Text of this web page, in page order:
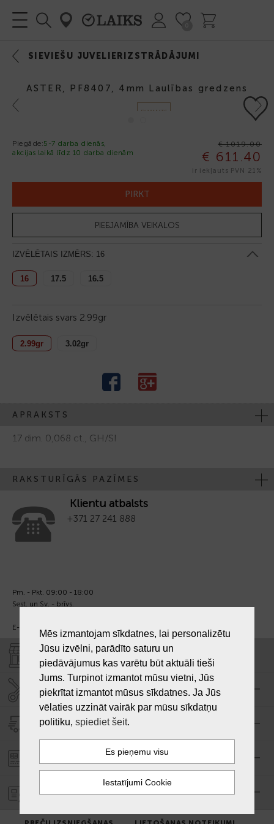
SIEVIEŠU JUVELIERIZSTRĀDĀJUMI
ASTER, PF8407, 4mm Laulības gredzens
Previous
DIMANTS
Next
Piegāde:5-7 darba dienās,
akcijas laikā līdz 10 darba dienām
€ 1019.00
€ 611.40
ir iekļauts PVN 21%
PIRKT
PIEEJAMĪBA VEIKALOS
IZVĒLĒTAIS IZMĒRS: 16
16 17.5 16.5
Izvēlētais svars 2.99gr
2.99gr 3.02gr
APRAKSTS
17 dim. 0,068 ct., GH/SI
RAKSTURĪGĀS PAZĪMES
Klientu atbalsts
+371 27 241 888
Pm. - Pkt. 09:00 - 18:00
Sest. un Sv. - brīvs.
E-pasts:
VEIKALI "LAIKS"
SERVISA CENTRS "LAIKS"
PIEGĀDE
PASŪTĪJUMA APMAKSA
GARANTIJA
Mēs izmantojam sīkdatnes, lai personalizētu
Jūsu izvēlni, parādīto saturu un
piedāvājumus kas varētu būt aktuāli tieši
Jums. Turpinot izmantot mūsu vietni, Jūs
piekrītat izmantot mūsus sīkdatnes. Ja Jūs
vēlaties uzzināt vairāk par mūsu sīkdatņu
politiku, spiediet šeit.